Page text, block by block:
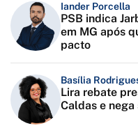
Iander Porcella
PSB indica
em MG após
pacto
Basília
Lira rebate
Caldas e